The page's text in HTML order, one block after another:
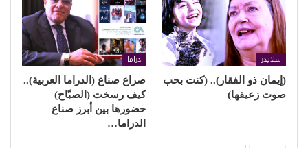
سلايدر
(إيمان ذو الفقار).. (كنت بحب
صوت زعيقها)
دراما
صراع صناع (الدراما العربية)..
كيف رسخت (الصبّاح)
حضورها بين أبرز صناع
الدراما…